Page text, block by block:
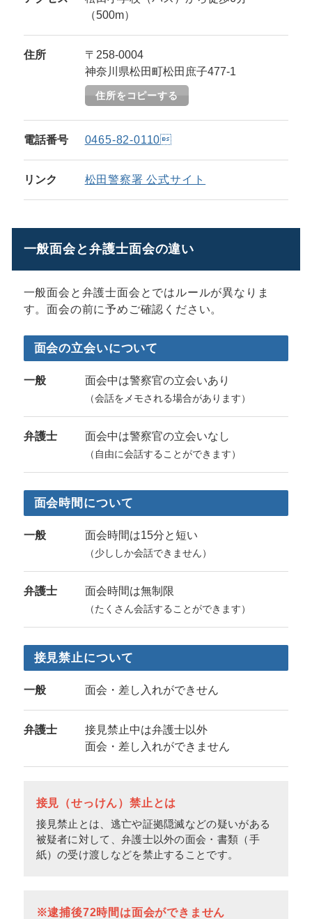
（500m）
住所
〒258-0004
神奈川県松田町松田庶子477-1
住所をコピーする
電話番号 0465-82-0110
リンク 松田警察署 公式サイト
一般面会と弁護士面会の違い
一般面会と弁護士面会とではルールが異なりま
す。面会の前に予めご確認ください。
面会の立会いについて
一般 面会中は警察官の立会いあり
（会話をメモされる場合があります）
弁護士 面会中は警察官の立会いなし
（自由に会話することができます）
面会時間について
一般 面会時間は15分と短い
（少ししか会話できません）
弁護士 面会時間は無制限
（たくさん会話することができます）
接見禁止について
一般 面会・差し入れができせん
弁護士
接見禁止中は弁護士以外
面会・差し入れができません
接見（せっけん）禁止とは
接見禁止とは、逃亡や証拠隠滅などの疑いがある
被疑者に対して、弁護士以外の面会・書類（手
紙）の受け渡しなどを禁止することです。
※逮捕後72時間は面会ができません